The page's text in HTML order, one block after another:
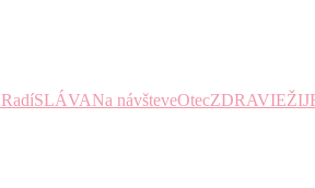
RadíSLÁVANa návšteveOtecZDRAVIE